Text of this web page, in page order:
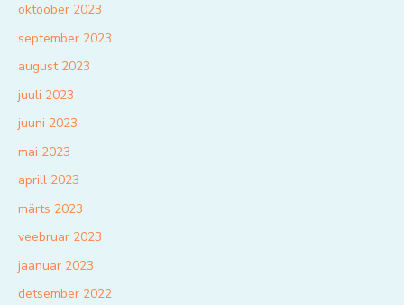
oktoober 2023
september 2023
august 2023
juuli 2023
juuni 2023
mai 2023
aprill 2023
märts 2023
veebruar 2023
jaanuar 2023
detsember 2022